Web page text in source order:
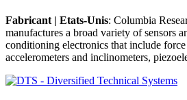
Fabricant | Etats-Unis: Columbia
manufactures a broad variety of sensors
conditioning electronics that include
accelerometers and inclinometers,